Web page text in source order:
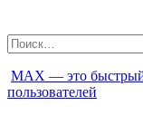
Найти:
МАХ — это быстрый
пользователей